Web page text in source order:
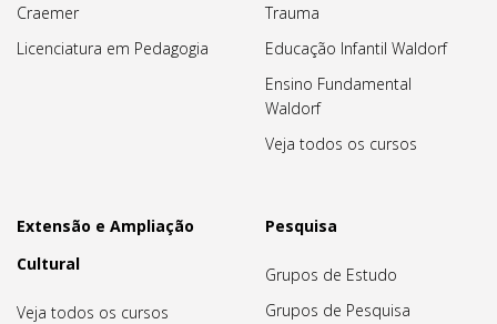
Craemer
Licenciatura em Pedagogia
Trauma
Educação Infantil Waldorf
Ensino Fundamental
Waldorf
Veja todos os cursos
Extensão e Ampliação
Cultural
Veja todos os cursos
Pesquisa
Grupos de Estudo
Grupos de Pesquisa